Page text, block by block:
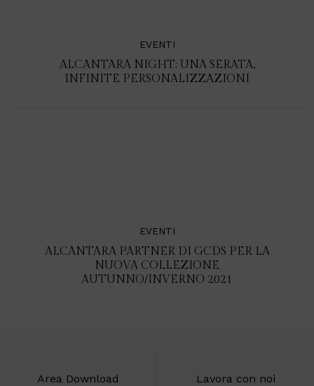
EVENTI
ALCANTARA NIGHT: UNA SERATA,
INFINITE PERSONALIZZAZIONI
EVENTI
ALCANTARA PARTNER DI GCDS PER LA
NUOVA COLLEZIONE
AUTUNNO/INVERNO 2021
Area Download Lavora con noi